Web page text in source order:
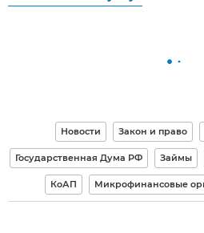
Новости Закон и право
Государственная Дума РФ Займы
КоАП Микрофинансовые